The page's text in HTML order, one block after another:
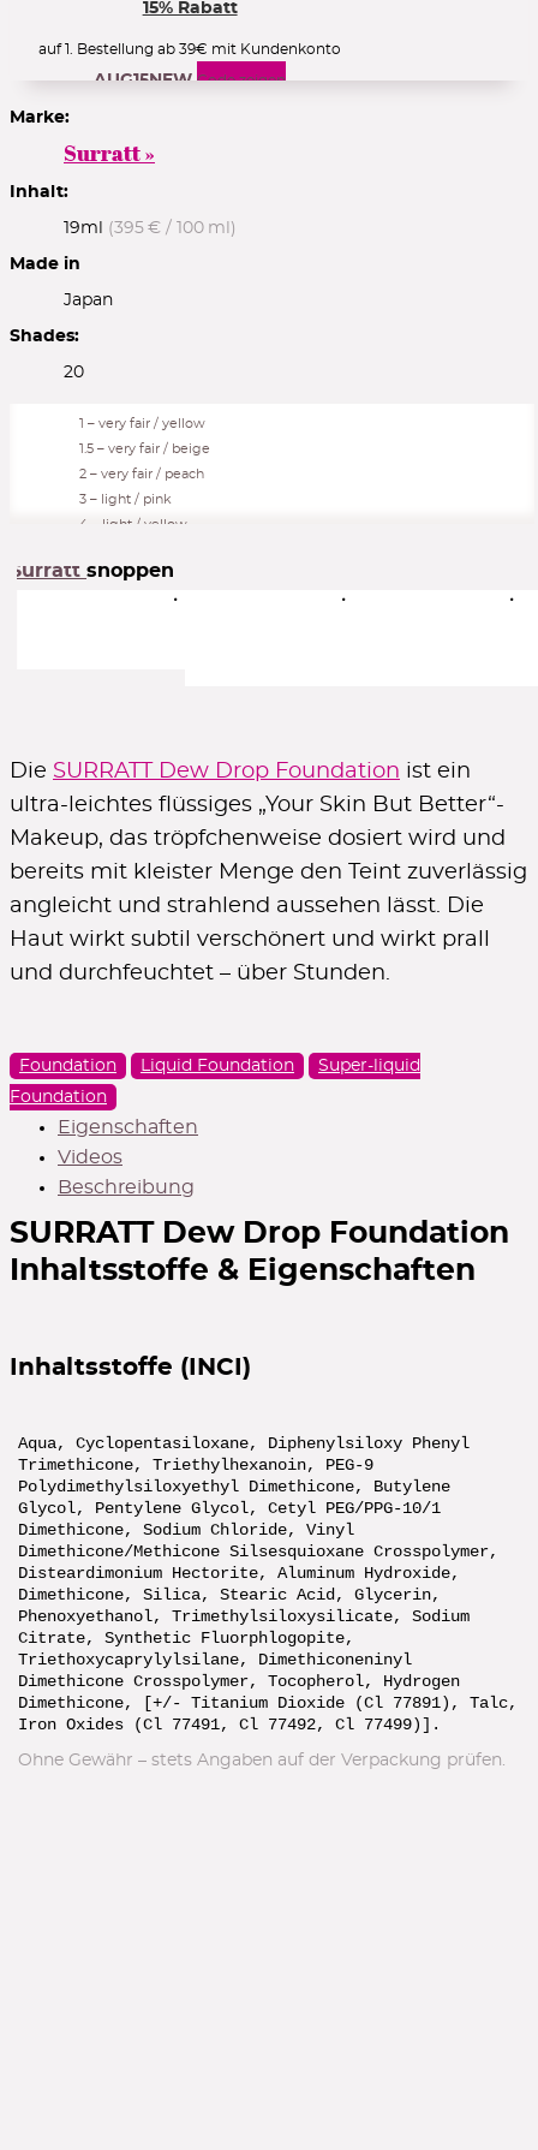
15% Rabatt
auf 1. Bestellung ab 39€ mit Kundenkonto
AUG15NEW Code zeigen
REVWELCOME10 Code zeigen
ab 5€ Guthaben
ZUR ANMELDUNG
Goodies gratis
Gratiszugaben
Geschenke zu ausgewählten Marken
ZUR ÜBERSICHT
Goodies gratis
zu ausgewählten Marken
Marke:
Surratt »
Inhalt:
19ml (395 € / 100 ml)
Made in
Japan
Shades:
20
1 – very fair / yellow
1.5 – very fair / beige
2 – very fair / peach
3 – light / pink
4 – light / yellow
6 – medium / pink
6.5 – medium / beige
13 – amber / golden
14 – bronze / golden
15 – medium bronze / crimson
16 – warm brown / neutral
17 – rich brown / yellow
18 – deep chocolate / neutral
Surratt shoppen
Die SURRATT Dew Drop Foundation ist ein
ultra-leichtes flüssiges „Your Skin But Better“-
Makeup, das tröpfchenweise dosiert wird und
bereits mit kleister Menge den Teint zuverlässig
angleicht und strahlend aussehen lässt. Die
Haut wirkt subtil verschönert und wirkt prall
und durchfeuchtet – über Stunden.
Foundation Liquid Foundation
Super-liquid
Foundation
Eigenschaften
Videos
Beschreibung
SURRATT Dew Drop Foundation
Inhaltsstoffe & Eigenschaften
Inhaltsstoffe (INCI)
Aqua, Cyclopentasiloxane, Diphenylsiloxy Phenyl
Trimethicone, Triethylhexanoin, PEG-9
Polydimethylsiloxyethyl Dimethicone, Butylene
Glycol, Pentylene Glycol, Cetyl PEG/PPG-10/1
Dimethicone, Sodium Chloride, Vinyl
Dimethicone/Methicone Silsesquioxane Crosspolymer,
Disteardimonium Hectorite, Aluminum Hydroxide,
Dimethicone, Silica, Stearic Acid, Glycerin,
Phenoxyethanol, Trimethylsiloxysilicate, Sodium
Citrate, Synthetic Fluorphlogopite,
Triethoxycaprylylsilane, Dimethiconeninyl
Dimethicone Crosspolymer, Tocopherol, Hydrogen
Dimethicone, [+/- Titanium Dioxide (Cl 77891), Talc,
Iron Oxides (Cl 77491, Cl 77492, Cl 77499)].
Ohne Gewähr – stets Angaben auf der Verpackung prüfen.